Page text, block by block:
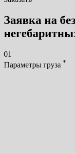
Заявка на
01
Параметры груза *